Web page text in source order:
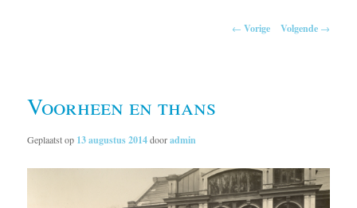
← Vorige Volgende →
Voorheen en thans
Geplaatst op 13 augustus 2014dooradmin